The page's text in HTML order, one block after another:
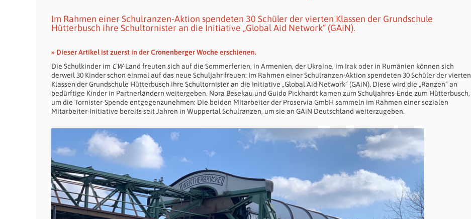
Im Rahmen einer Schulranzen-Aktion spendeten 30 Schüler der vierten Klassen der Grundschule
Hütterbusch ihre Schultornister an die Initiative „Global Aid Network“ (GAiN).
» Dieser Artikel ist zuerst in der Cronenberger Woche erschienen.
Die Schulkinder im CW-Land freuten sich auf die Sommerferien, in Armenien, der Ukraine, im Irak oder in Rumänien können sich
derweil 30 Kinder schon einmal auf das neue Schuljahr freuen: Im Rahmen einer Schulranzen-Aktion spendeten 30 Schüler der vierten
Klassen der Grundschule Hütterbusch ihre Schultornister an die Initiative „Global Aid Network“ (GAiN). Diese wird die „Ranzen“ an
bedürftige Kinder in Partnerländern weitergeben. Nora Besekau und Guido Pickhardt kamen zum Schuljahres-Ende zum Hütterbusch,
um die Tornister-Spende entgegenzunehmen: Die beiden Mitarbeiter der Proservia GmbH sammeln im Rahmen einer sozialen
Mitarbeiter-Initiative bereits seit Jahren in Wuppertal Schulranzen, um sie an GAiN Deutschland weiterzugeben.